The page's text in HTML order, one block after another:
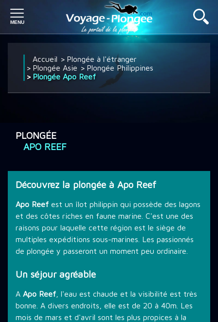
LES PROMOTIONS
STAGE PLONGÉE
Accueil
Plongée à l'étranger
Plongée Asie
Plongée Philippines
Plongée Apo Reef
PLONGÉE
APO REEF
Découvrez la plongée à Apo Reef
Apo Reef est un îlot philippin qui possède des lagons
et des côtes riches en faune marine. C'est une des
raisons pour laquelle cette région est le siège de
multiples expéditions sous-marines. Les passionnés
de plongée y passeront un moment peu ordinaire.
Un séjour agréable
A Apo Reef , l'eau est chaude et la visibilité est très
bonne. A divers endroits, elle est de 20 à 40m. Les
mois de mars et d'avril sont les plus propices à la